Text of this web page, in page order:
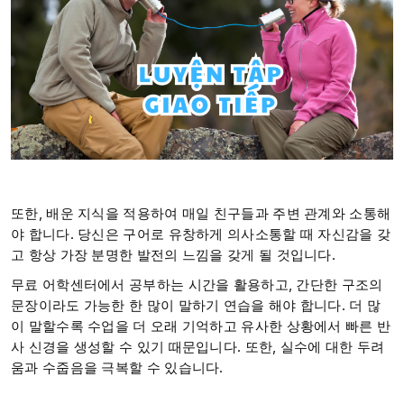
또한, 배운 지식을 적용하여 매일 친구들과 주변 관계와 소통해
야 합니다. 당신은 구어로 유창하게 의사소통할 때 자신감을 갖
고 항상 가장 분명한 발전의 느낌을 갖게 될 것입니다.
무료 어학센터에서 공부하는 시간을 활용하고, 간단한 구조의
문장이라도 가능한 한 많이 말하기 연습을 해야 합니다. 더 많
이 말할수록 수업을 더 오래 기억하고 유사한 상황에서 빠른 반
사 신경을 생성할 수 있기 때문입니다. 또한, 실수에 대한 두려
움과 수줍음을 극복할 수 있습니다.